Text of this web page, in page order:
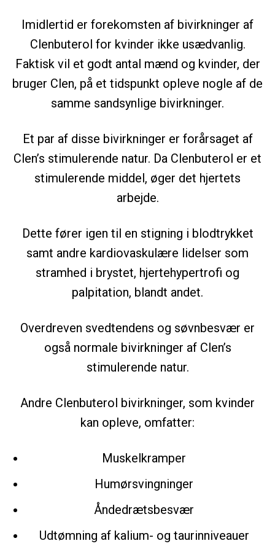
Imidlertid er forekomsten af bivirkninger af
Clenbuterol for kvinder ikke usædvanlig.
Faktisk vil et godt antal mænd og kvinder, der
bruger Clen, på et tidspunkt opleve nogle af de
samme sandsynlige bivirkninger.
Et par af disse bivirkninger er forårsaget af
Clen’s stimulerende natur. Da Clenbuterol er et
stimulerende middel, øger det hjertets
arbejde.
Dette fører igen til en stigning i blodtrykket
samt andre kardiovaskulære lidelser som
stramhed i brystet, hjertehypertrofi og
palpitation, blandt andet.
Overdreven svedtendens og søvnbesvær er
også normale bivirkninger af Clen’s
stimulerende natur.
Andre Clenbuterol bivirkninger, som kvinder
kan opleve, omfatter:
Muskelkramper
Humørsvingninger
Åndedrætsbesvær
Udtømning af kalium- og taurinniveauer